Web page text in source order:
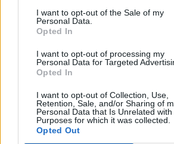
I want to opt-out of the Sale of my
Personal Data.
Opted In
I want to opt-out of processing my
Personal Data for Targeted
Opted In
I want to opt-out of Collection, Use,
Retention, Sale, and/or Sharing of
Personal Data that Is Unrelated
Purposes for which it was collected.
Opted Out